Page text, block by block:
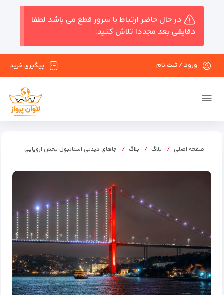
در حال حاضر ارتباط با سرور قطع می باشد لطفا
دقایقی بعد مجددا تلاش کنید.
پیگیری خرید ورود / ثبت نام
صفحه اصلی بلاگ بلاگ جاهای دیدنی استانبول بخش اروپایی